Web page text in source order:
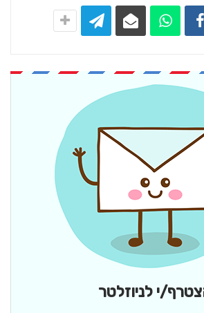
י לניוזלטר